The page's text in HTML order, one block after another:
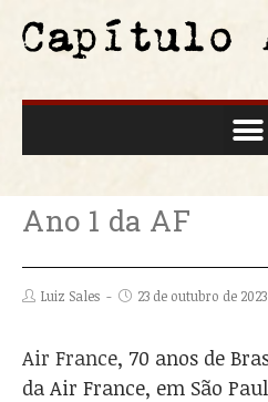
Ano 1 da AF
Luiz Sales 23 de outubro de 2023
Air France, 70 anos de
da Air France, em São